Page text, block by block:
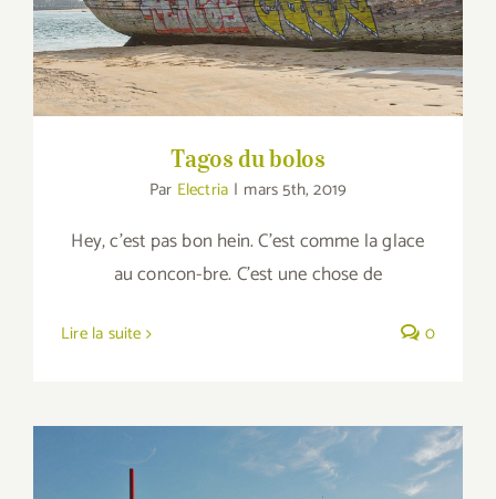
Tagos du bolos
Tagos du bolos
Par Electria | mars 5th, 2019
Hey, c'est pas bon hein. C'est comme la glace
au concon-bre. C'est une chose de
Lire la suite 0